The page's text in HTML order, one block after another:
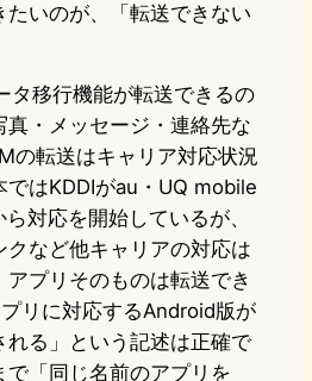
いのが、「転送できない
移行機能が転送できるの
真・メッセージ・連絡先な
の転送はキャリア対応状況
ではKDDIがau・UQ mobile
対応を開始しているが、
クなど他キャリアの対応は
プリそのものは転送でき
リに対応するAndroid版が
れる」という記述は正確で
「同じ名前のアプリを